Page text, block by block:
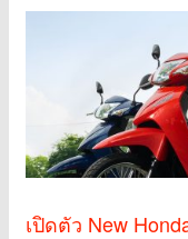
เปิดตัว New